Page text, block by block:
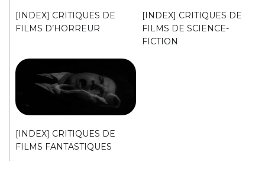
[INDEX] CRITIQUES DE
FILMS D’HORREUR
[INDEX] CRITIQUES DE
FILMS DE SCIENCE-
FICTION
[INDEX] CRITIQUES DE
FILMS FANTASTIQUES